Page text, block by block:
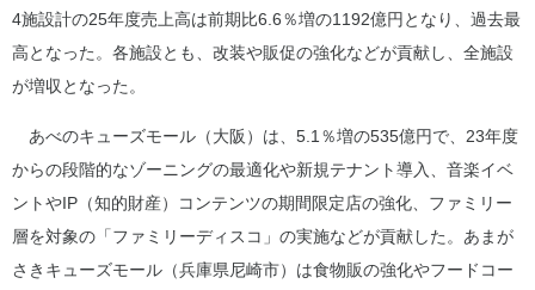
4施設計の25年度売上高は前期比6.6％増の1192億円となり、過去最
高となった。各施設とも、改装や販促の強化などが貢献し、全施設
が増収となった。
あべのキューズモール（大阪）は、5.1％増の535億円で、23年度
からの段階的なゾーニングの最適化や新規テナント導入、音楽イベ
ントやIP（知的財産）コンテンツの期間限定店の強化、ファミリー
層を対象の「ファミリーディスコ」の実施などが貢献した。あまが
さきキューズモール（兵庫県尼崎市）は食物販の強化やフードコー